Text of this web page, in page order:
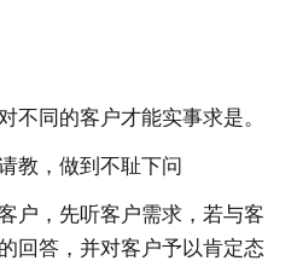
不同的客户才能实事求是。
教，做到不耻下问
户，先听客户需求，若与客
回答，并对客户予以肯定态